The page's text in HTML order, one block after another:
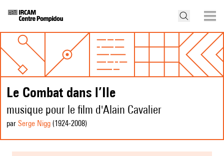
Le Combat dans l’Ile
musique pour le film d'Alain Cavalier
par Serge Nigg (1924-2008)